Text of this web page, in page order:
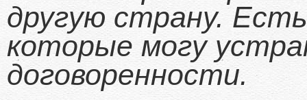
другую страну.
которые могу
договоренности.